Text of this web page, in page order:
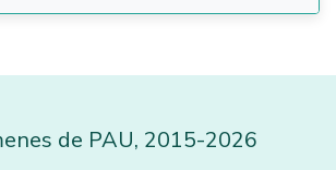
de PAU, 2015-2026